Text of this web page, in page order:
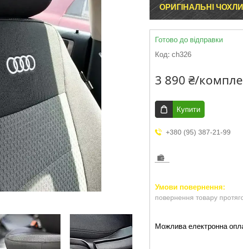
ОРИГІНАЛЬНІ ЧОХЛИ
Готово до відправки
Код: ch326
3 890 ₴/
Купити
+380 (95) 387-21-99
повернення товару